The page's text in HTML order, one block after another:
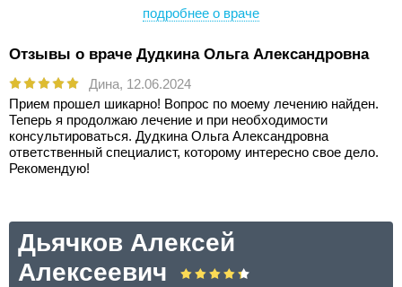
подробнее о враче
Отзывы о враче Дудкина Ольга Александровна
Дина, 12.06.2024
Прием прошел шикарно! Вопрос по моему лечению найден.
Теперь я продолжаю лечение и при необходимости
консультироваться. Дудкина Ольга Александровна
ответственный специалист, которому интересно свое дело.
Рекомендую!
Дьячков Алексей
Алексеевич